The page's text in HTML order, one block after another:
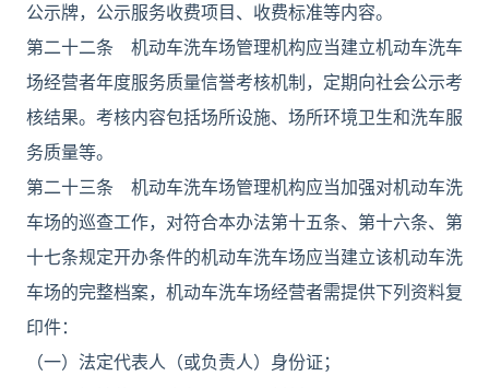
公示牌，公示服务收费项目、收费标准等内容。
第二十二条 机动车洗车场管理机构应当建立机动车洗车
场经营者年度服务质量信誉考核机制，定期向社会公示考
核结果。考核内容包括场所设施、场所环境卫生和洗车服
务质量等。
第二十三条 机动车洗车场管理机构应当加强对机动车洗
车场的巡查工作，对符合本办法第十五条、第十六条、第
十七条规定开办条件的机动车洗车场应当建立该机动车洗
车场的完整档案，机动车洗车场经营者需提供下列资料复
印件：
（一）法定代表人（或负责人）身份证；